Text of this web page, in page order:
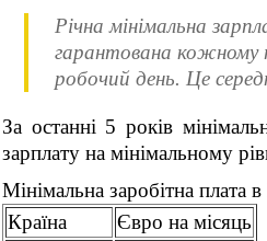
Річна мінімальна
гарантована кожному
робочий день. Це
За останні 5 років
зарплату на мінімальному
Мінімальна заробітна плата
Країна
Євро на місяць